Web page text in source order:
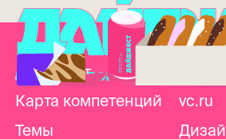
продуктового дизайна
Дайджест
Карта компетенций
Темы
vc.ru